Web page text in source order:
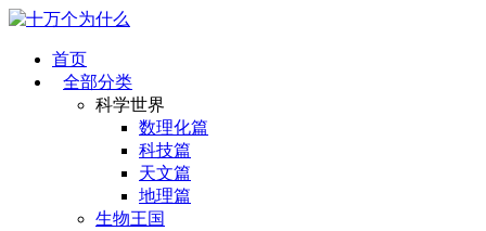
首页
全部分类
科学世界
数理化篇
科技篇
天文篇
地理篇
生物王国